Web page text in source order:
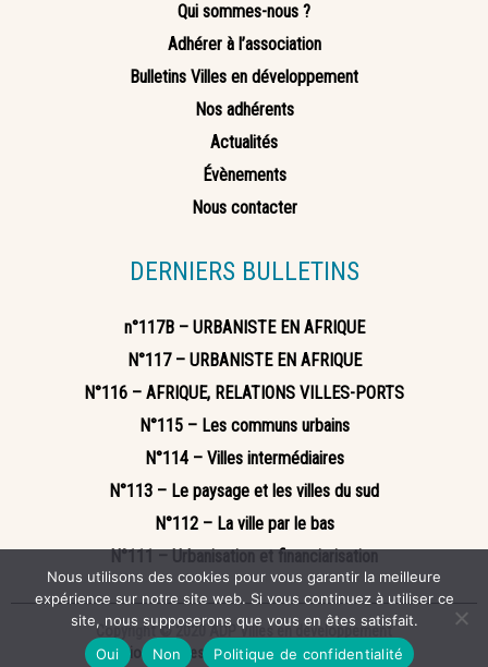
Qui sommes-nous ?
Adhérer à l’association
Bulletins Villes en développement
Nos adhérents
Actualités
Évènements
Nous contacter
DERNIERS BULLETINS
n°117B – URBANISTE EN AFRIQUE
N°117 – URBANISTE EN AFRIQUE
N°116 – AFRIQUE, RELATIONS VILLES-PORTS
N°115 – Les communs urbains
N°114 – Villes intermédiaires
N°113 – Le paysage et les villes du sud
N°112 – La ville par le bas
N°111 – Urbanisation et financiarisation
Copyright © 2020 ADP Villes en développement
Mentions légales
Politique de confidentialité
Nous utilisons des cookies pour vous garantir la meilleure
expérience sur notre site web. Si vous continuez à utiliser ce
site, nous supposerons que vous en êtes satisfait.
Oui
Non Politique de confidentialité